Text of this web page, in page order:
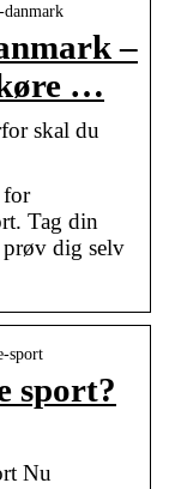
–
…
skal du
for
Tag din
dig selv
sport
sport?
Nu